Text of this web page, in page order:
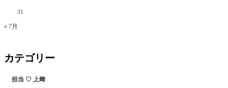
31
« 7月
カテゴリー
担当 ♡ 上﨑